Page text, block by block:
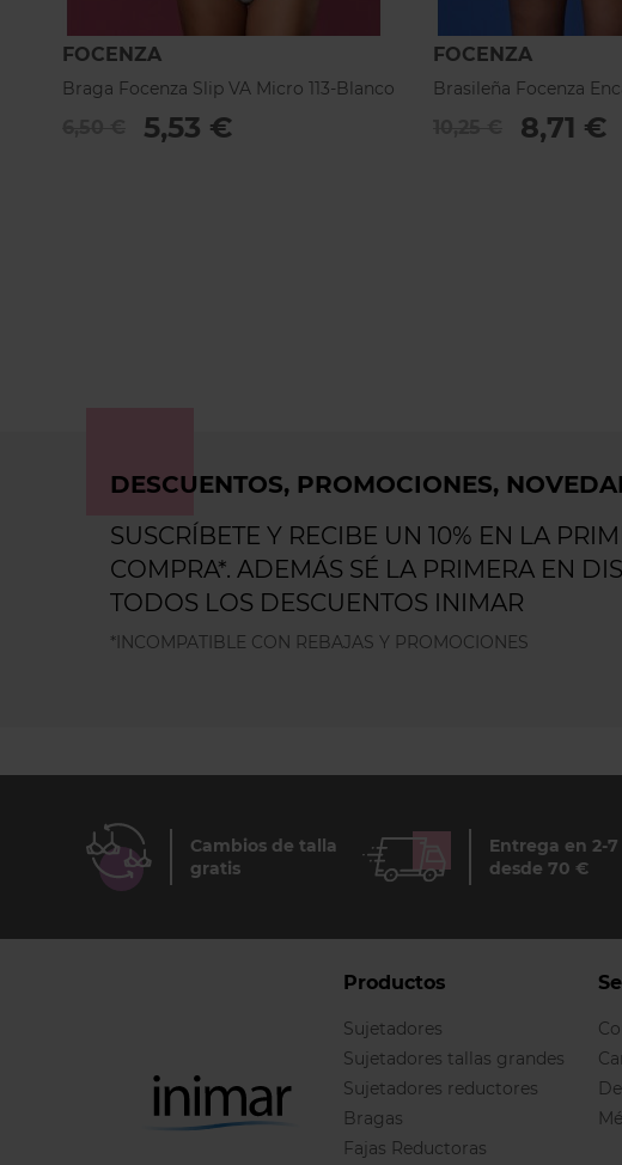
FOCENZA
Braga Focenza Slip VA Micro 113-Blanco
5,53 €
FOCENZA
Brasileña Focenza
8,71 €
DESCUENTOS, PROMOCIONES,
SUSCRÍBETE Y RECIBE UN 10% EN LA
COMPRA*. ADEMÁS SÉ LA PRIMERA EN
TODOS LOS DESCUENTOS INIMAR
*INCOMPATIBLE CON REBAJAS Y PROMOCIONES
Cambios de talla
gratis
Entrega en 2-
desde 70 €
Productos
Sujetadores
Sujetadores tallas grandes
Sujetadores reductores
Bragas
Fajas Reductoras